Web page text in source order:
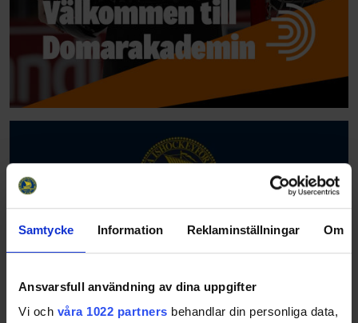
Samtycke Information Reklaminställningar Om
Ansvarsfull användning av dina uppgifter
Vi och våra 1022 partners behandlar din personliga data,